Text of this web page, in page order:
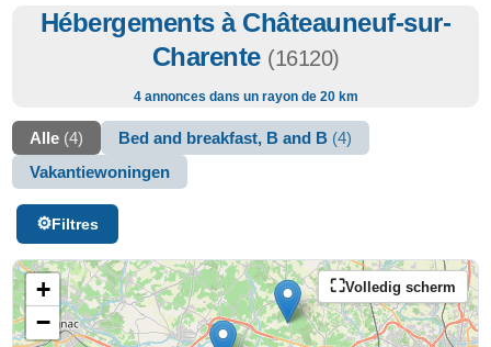
Hébergements à Châteauneuf-sur-
Charente (16120)
4 annonces dans un rayon de 20 km
Alle (4) Bed and breakfast, B and B (4)
Vakantiewoningen
Filtres
Volledig scherm
+
−